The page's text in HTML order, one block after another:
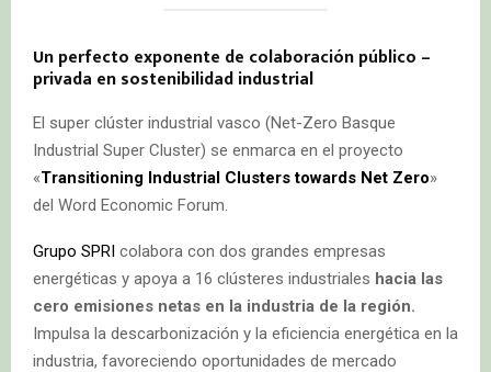
Un perfecto exponente de colaboración público –
privada en sostenibilidad industrial
El super clúster industrial vasco (Net-Zero Basque
Industrial Super Cluster) se enmarca en el proyecto
«Transitioning Industrial Clusters towards Net Zero»
del Word Economic Forum.
Grupo SPRI colabora con dos grandes empresas
energéticas y apoya a 16 clústeres industriales hacia las
cero emisiones netas en la industria de la región.
Impulsa la descarbonización y la eficiencia energética en la
industria, favoreciendo oportunidades de mercado